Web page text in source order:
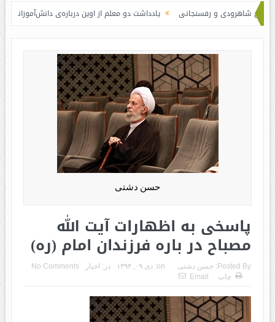
و رفسنجانی یادداشت دو معلم از اوین درباره‌ی دانش‌آموزانی که سوختند
حسن دشتی
پاسخی به اظهارات آیت الله
مصباح در باره فرزندان امام (ره)
Posted By: حسن دشتی on: دی ۰۹, ۱۳۹۴ در: اخبار
No Comments
چاپ
Email